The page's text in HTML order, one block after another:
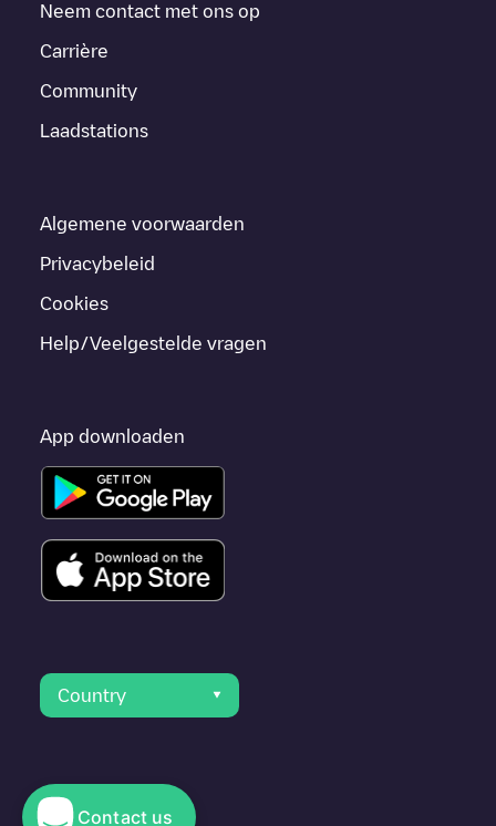
Neem contact met ons op
Carrière
Community
Laadstations
Algemene voorwaarden
Privacybeleid
Cookies
Help/Veelgestelde vragen
App downloaden
Country
© 2023 Electromaps
Contact us